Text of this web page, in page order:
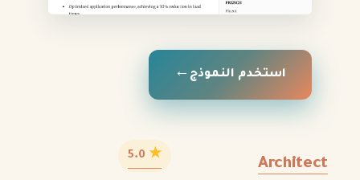
استخدم النموذج
Architect
★